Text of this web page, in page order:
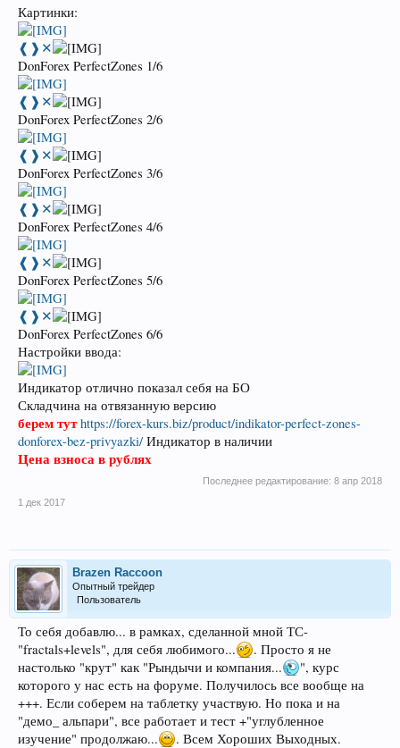
Картинки:
❰ ❱ ✕
DonForex PerfectZones 1/6
❰ ❱ ✕
DonForex PerfectZones 2/6
❰ ❱ ✕
DonForex PerfectZones 3/6
❰ ❱ ✕
DonForex PerfectZones 4/6
❰ ❱ ✕
DonForex PerfectZones 5/6
❰ ❱ ✕
DonForex PerfectZones 6/6
Настройки ввода:
Индикатор отлично показал себя на БО
Складчина на отвязанную версию
берем тут https://forex-kurs.biz/product/indikator-perfect-zones-
donforex-bez-privyazki/ Индикатор в наличии
Цена взноса в рублях
Последнее редактирование: 8 апр 2018
1 дек 2017
Brazen Raccoon
Опытный трейдер
Пользователь
То себя добавлю... в рамках, сделанной мной ТС-
"fractals+levels", для себя любимого...
. Просто я не
настолько "крут" как "Рындычи и компания...
", курс
которого у нас есть на форуме. Получилось все вообще на
+++. Если соберем на таблетку участвую. Но пока и на
"демо_ альпари", все работает и тест +"углубленное
изучение" продолжаю...
. Всем Хороших Выходных.